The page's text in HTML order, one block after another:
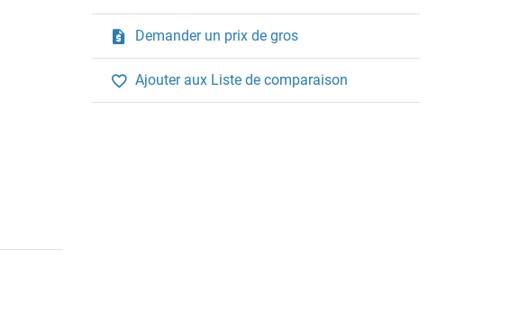
Demander un prix de gros
Ajouter aux Liste de comparaison